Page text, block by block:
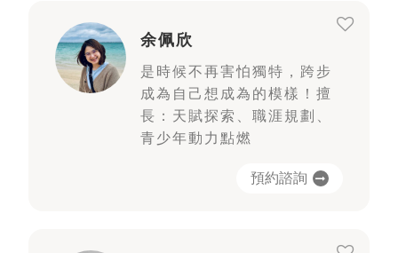
余佩欣
是時候不再害怕獨特，跨步
成為自己想成為的模樣！擅
長：天賦探索、職涯規劃、
青少年動力點燃
預約諮詢